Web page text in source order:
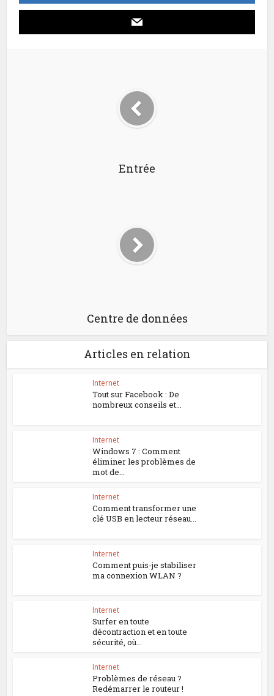
Entrée
Centre de données
Articles en relation
Internet
Tout sur Facebook : De
nombreux conseils et...
Internet
Windows 7 : Comment
éliminer les problèmes de
mot de...
Internet
Comment transformer une
clé USB en lecteur réseau...
Internet
Comment puis-je stabiliser
ma connexion WLAN ?
Internet
Surfer en toute
décontraction et en toute
sécurité, où...
Internet
Problèmes de réseau ?
Redémarrer le routeur !